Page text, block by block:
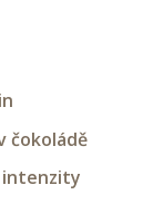
čokoládě
intenzity